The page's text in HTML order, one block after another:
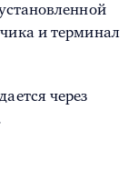
и терминал
через